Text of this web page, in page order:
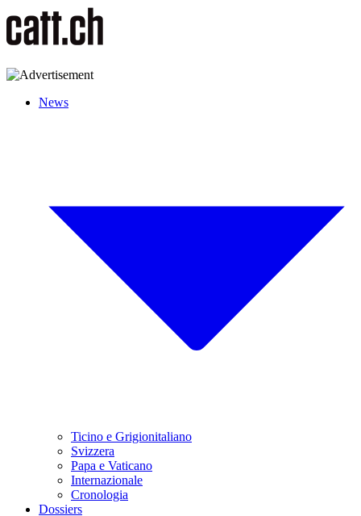
News
Ticino e Grigionitaliano
Svizzera
Papa e Vaticano
Internazionale
Cronologia
Dossiers